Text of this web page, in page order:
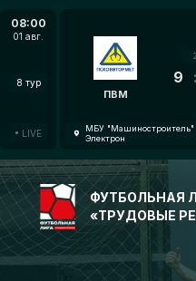
08:00
01 авг.
8 тур
LIVE
ПВМ
2
9 :
МБУ "Машиностроитель"
Электрон
ФУТБОЛЬНАЯ
«ТРУДОВЫЕ